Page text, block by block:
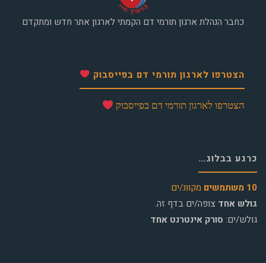
כחבר הנהלת ארגון תורמי דם הקמתי לארגון אתר חדש ומתקדם
הצטרפו לארגון תורמי דם בפייסבוק
הצטרפו לארגון תורמי דם בפייסבוק
כרגע בבלוג…
10 משתמשים
מקוונ/ים
גולש אחד צופה/ים בדף זה.
גולש/ים: סורק אינטרנט אחד